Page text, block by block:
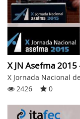
X JN Asefma
X Jornada Nacional
2426
0